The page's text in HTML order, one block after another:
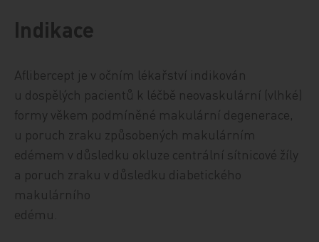
Indikace
Aflibercept je v očním lékařství indikován
u dospělých pacientů k léčbě neovaskulární (vlhké)
formy věkem podmíněné makulární degenerace,
u poruch zraku způsobených makulárním
edémem v důsledku okluze centrální sítnicové žíly
a poruch zraku v důsledku diabetického
makulárního
edému.